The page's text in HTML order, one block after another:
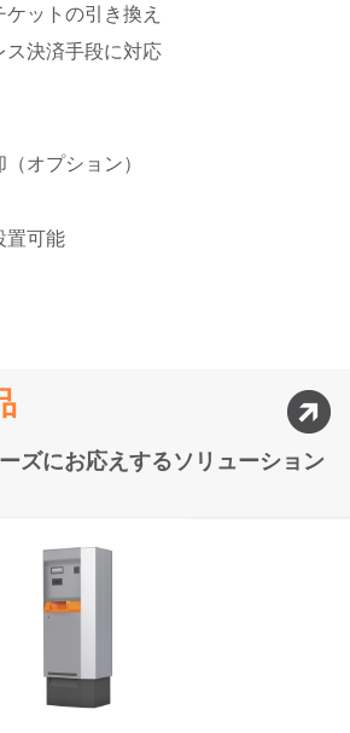
ットの引き換え
ス決済手段に対応
オプション）
置可能
ズにお応えするソリューション